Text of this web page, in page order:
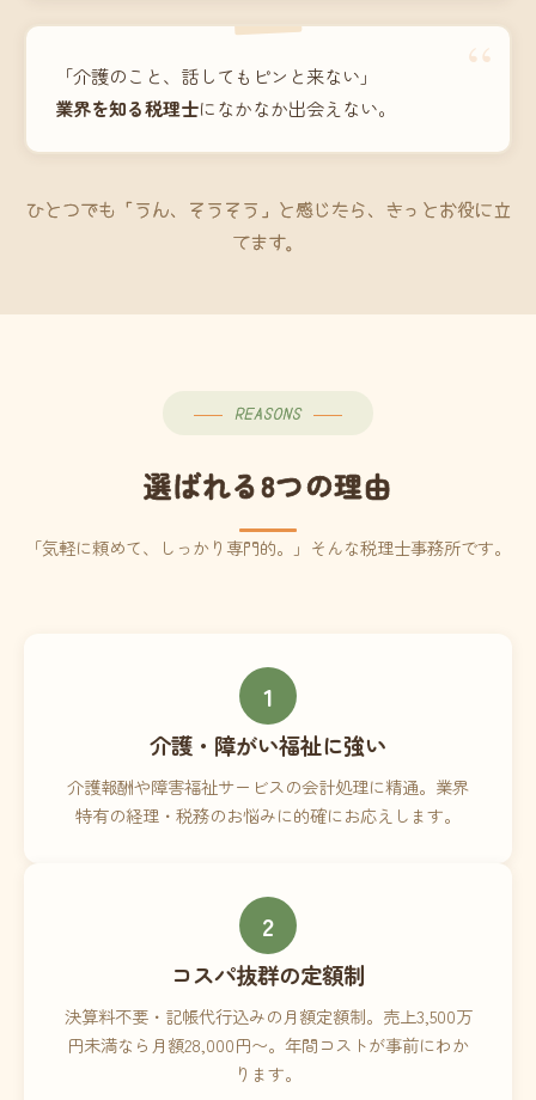
“
「介護のこと、話してもピンと来ない」
業界を知る税理士になかなか出会えない。
ひとつでも「うん、そうそう」と感じたら、きっとお役に立
てます。
REASONS
選ばれる8つの理由
「気軽に頼めて、しっかり専門的。」そんな税理士事務所です。
1
介護・障がい福祉に強い
介護報酬や障害福祉サービスの会計処理に精通。業界
特有の経理・税務のお悩みに的確にお応えします。
2
コスパ抜群の定額制
決算料不要・記帳代行込みの月額定額制。売上3,500万
円未満なら月額28,000円〜。年間コストが事前にわか
ります。